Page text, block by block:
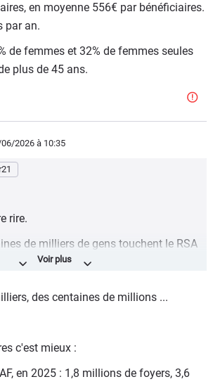
en moyenne 556€ par bénéficiaires.
par an.
de femmes et 32% de femmes seules
plus de 45 ans.
2026 à 10:35
rire.
de milliers de gens touchent le RSA
pas droit (travail au black, vie en couple
?
vitale ?
des centaines de millions ...
c'est mieux :
en 2025 : 1,8 millions de foyers, 3,6